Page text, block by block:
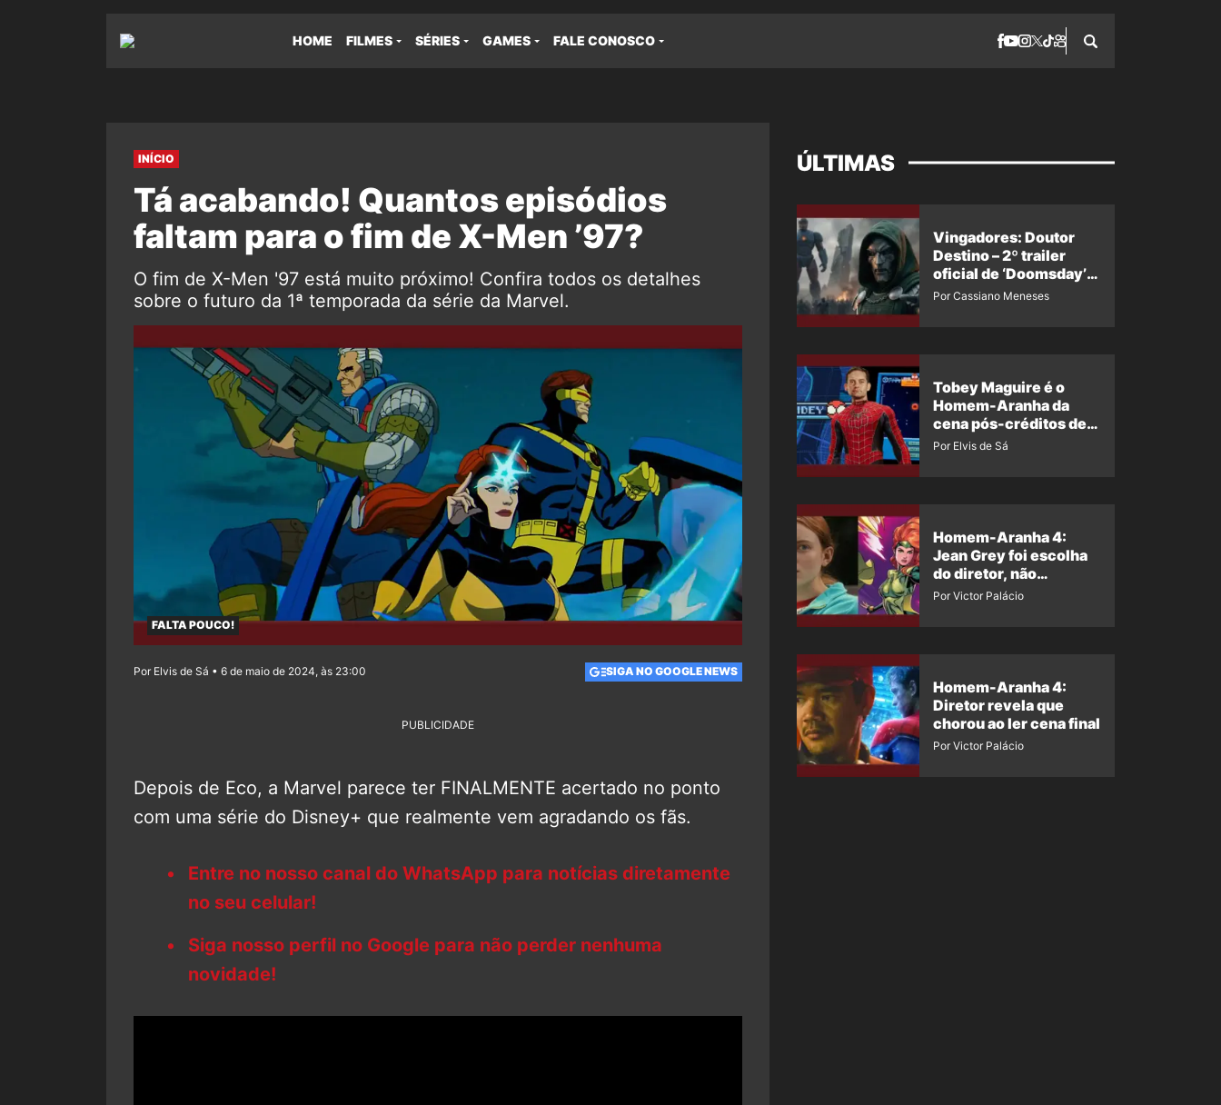
HOME FILMES SÉRIES GAMES FALE CONOSCO
INÍCIO
Tá acabando! Quantos episódios
faltam para o fim de X-Men ’97?
O fim de X-Men '97 está muito próximo! Confira todos os detalhes
sobre o futuro da 1ª temporada da série da Marvel.
FALTA POUCO!
Por Elvis de Sá • 6 de maio de 2024, às 23:00 SIGA NO GOOGLE NEWS
PUBLICIDADE
Depois de Eco, a Marvel parece ter FINALMENTE acertado no ponto
com uma série do Disney+ que realmente vem agradando os fãs.
Entre no nosso canal do WhatsApp para notícias diretamente
no seu celular!
Siga nosso perfil no Google para não perder nenhuma
novidade!
ÚLTIMAS
Vingadores: Doutor
Destino – 2º trailer
oficial de ‘Doomsday’
ganha nova data para
Por Cassiano Meneses
Tobey Maguire é o
Homem-Aranha da
cena pós-créditos de
Um Novo Dia?
Por Elvis de Sá
Homem-Aranha 4:
Jean Grey foi escolha
do diretor, não
imposição da Marvel
Por Victor Palácio
Homem-Aranha 4:
Diretor revela que
chorou ao ler cena final
Por Victor Palácio